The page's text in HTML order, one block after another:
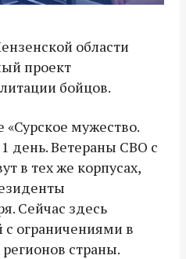
области
проект
бойцов.
«Сурское мужество.
день. Ветераны СВО с
в тех же корпусах,
Сейчас здесь
с ограничениями в
страны.